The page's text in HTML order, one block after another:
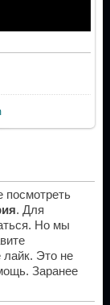
посмотреть
. Для
Но мы
лайк. Это не
Заранее